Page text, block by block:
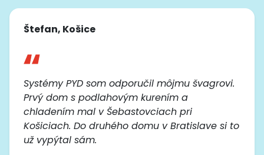
švagrovi.
a
pri
v Bratislave si to
V tej našej hale bolo buď
nepríjemne teplo v lete.
chladením v jednom nás
zapneš a do hodinky cítiš